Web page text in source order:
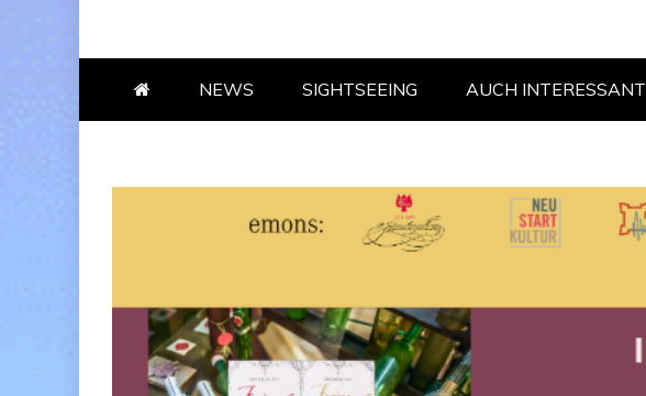
NEWS SIGHT­SEE­ING AUCH INTER­ES­SANT